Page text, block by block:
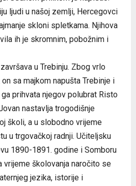
ljudi u našoj zemlji, Hercegovci
skloni spletkama. Njihova
ih je skromnim, pobožnim i
u Trebinju. Zbog vrlo
sa majkom napušta Trebinje i
prihvata njegov polubrat Risto
nastavlja trogodišnje
školi, a u slobodno vrijeme
u trgovačkoj radnji. Učiteljsku
1890-1891. godine i Somboru
vrijeme školovanja naročito se
jezika, istorije i